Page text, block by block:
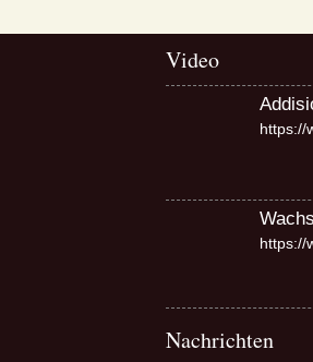
Video
https://
https://
Nachrichten